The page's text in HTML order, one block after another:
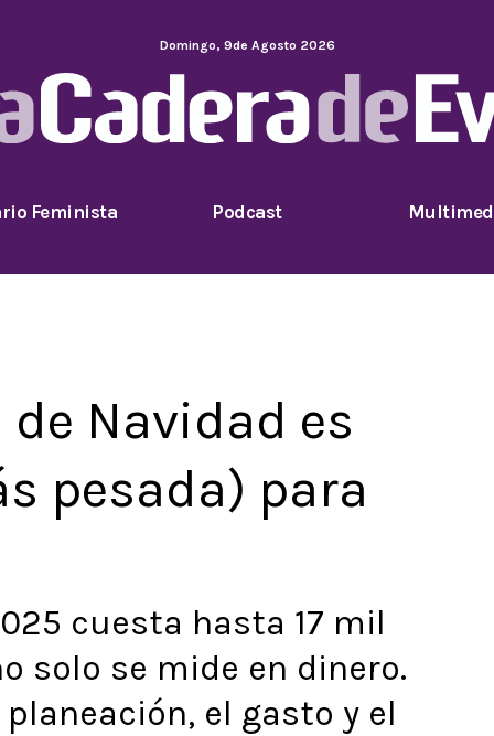
Domingo, 9de Agosto 2026
Feminista Podcast
Navidad es
pesada) para
cuesta hasta 17 mil
solo se mide en dinero.
el gasto y el